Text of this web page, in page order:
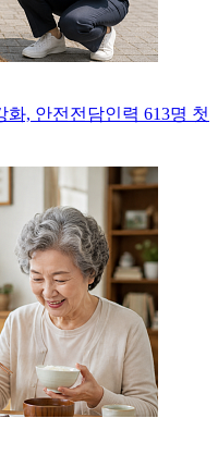
, 안전전담인력 613명 첫